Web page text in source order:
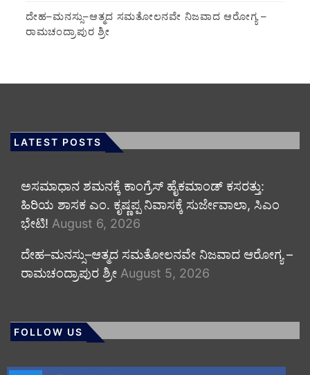
ದೇಹ–ಮನಸ್ಸು–ಆತ್ಮದ ಸಮತೋಲನವೇ ನಿಜವಾದ ಆರೋಗ್ಯ –
ರಾಮಚಂದ್ರಾಪುರ ಶ್ರೀ
LATEST POSTS
ಅಸಮಾಧಾನ ಶಮನಕ್ಕೆ ಕಾಂಗ್ರೆಸ್ ಹೈಕಮಾಂಡ್ ಕಸರತ್ತು:
ಹಿರಿಯ ಶಾಸಕ ಎಂ. ಕೃಷ್ಣಪ್ಪ ನಿವಾಸಕ್ಕೆ ಸುರ್ಜೇವಾಲಾ, ಸಿಎಂ
ಭೇಟಿ! August 6, 2026
ದೇಹ–ಮನಸ್ಸು–ಆತ್ಮದ ಸಮತೋಲನವೇ ನಿಜವಾದ ಆರೋಗ್ಯ –
ರಾಮಚಂದ್ರಾಪುರ ಶ್ರೀ August 5, 2026
FOLLOW US